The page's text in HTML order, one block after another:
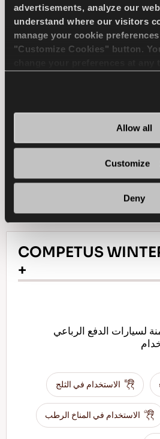
advertisements, analyze our
understand where our visitors
manage your cookie
"Customize Cookies" button.
Allow all
Customize
Deny
وآمنة لسيارات الركوب
في المناخ الرطب
COMPETUS
+
لسيارات الدفع الرباعي
الاستخدام في الثلج
الاستخدام في المناخ الرطب